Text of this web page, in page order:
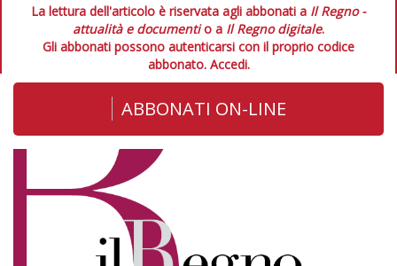
La lettura dell'articolo è riservata agli abbonati a Il Regno -
attualità e documentio a Il Regno digitale.
Gli abbonati possono autenticarsi con il proprio codice
abbonato. Accedi.
ABBONATI ON-LINE